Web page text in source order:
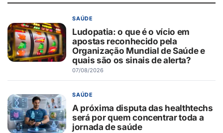
SAÚDE
Ludopatia: o que é o vício em
apostas reconhecido pela
Organização Mundial de Saúde e
quais são os sinais de alerta?
07/08/2026
SAÚDE
A próxima disputa das healthtechs
será por quem concentrar toda a
jornada de saúde